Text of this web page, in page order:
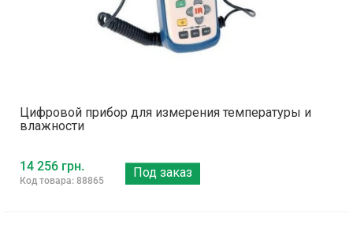
Цифровой прибор для измерения температуры и
влажности
14 256 грн.
Код товара: 88865
Под заказ